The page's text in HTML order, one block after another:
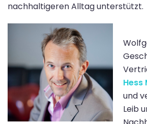
nachhaltigeren Alltag unterstützt.
Hess
und
Leib